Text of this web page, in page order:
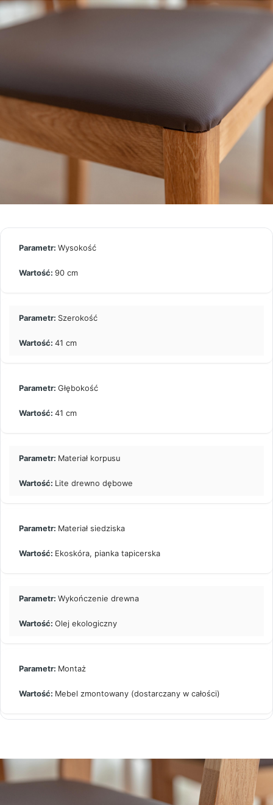
Wysokość
90 cm
Szerokość
41 cm
Głębokość
41 cm
Materiał korpusu
Lite drewno dębowe
Materiał siedziska
Ekoskóra, pianka tapicerska
Wykończenie drewna
Olej ekologiczny
Montaż
Mebel zmontowany (dostarczany w całości)